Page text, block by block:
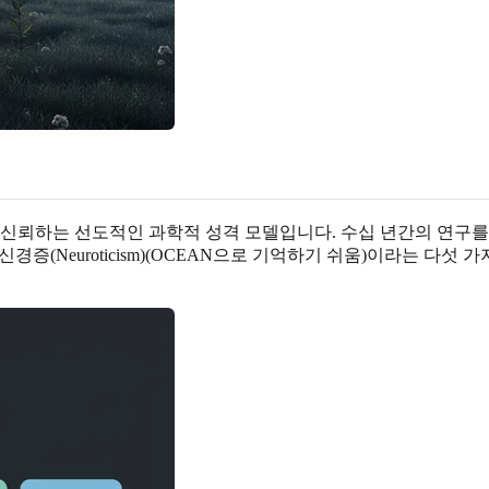
뢰하는 선도적인 과학적 성격 모델입니다. 수십 년간의 연구
신경증(Neuroticism)(OCEAN으로 기억하기 쉬움)이라는 다